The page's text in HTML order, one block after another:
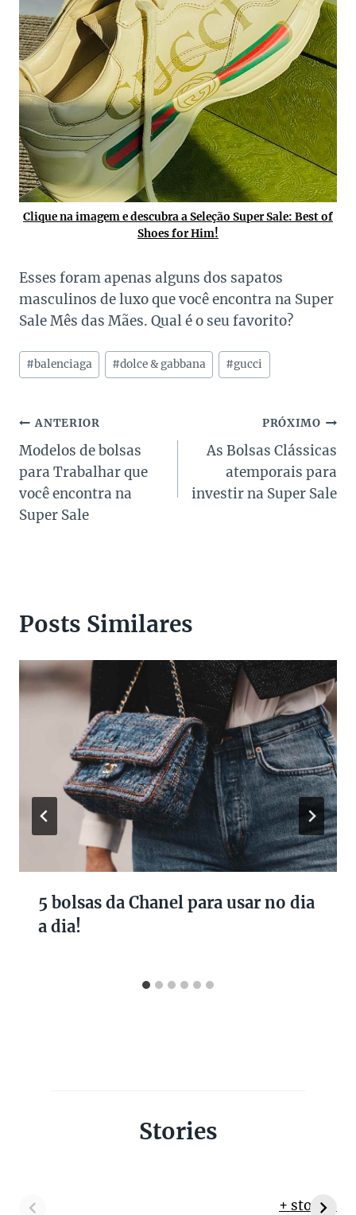
Clique na imagem e descubra a Seleção Super Sale: Best of
Shoes for Him!
Esses foram apenas alguns dos sapatos
masculinos de luxo que você encontra na Super
Sale Mês das Mães. Qual é o seu favorito?
Tags
do
#balenciaga #dolce & gabbana #gucci
Navegação
de
Post
ANTERIOR
Modelos de bolsas
para Trabalhar que
você encontra na
Super Sale
PRÓXIMO
As Bolsas Clássicas
atemporais para
investir na Super Sale
Posts Similares
5 bolsas da Chanel para usar no dia
a dia!
Stories
+ stories